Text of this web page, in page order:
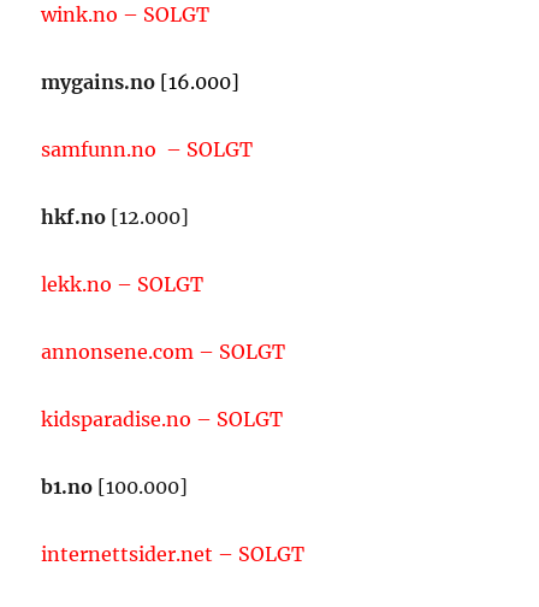
wink.no – SOLGT
mygains.no [16.000]
samfunn.no – SOLGT
hkf.no [12.000]
lekk.no – SOLGT
annonsene.com – SOLGT
kidsparadise.no – SOLGT
b1.no [100.000]
internettsider.net – SOLGT